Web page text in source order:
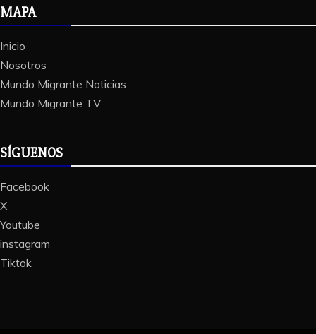
MAPA
Inicio
Nosotros
Mundo Migrante Noticias
Mundo Migrante TV
SÍGUENOS
Facebook
X
Youtube
instagram
Tiktok